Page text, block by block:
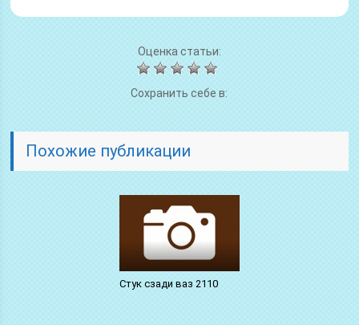
Оценка статьи:
Сохранить себе в:
Похожие публикации
Стук сзади ваз 2110